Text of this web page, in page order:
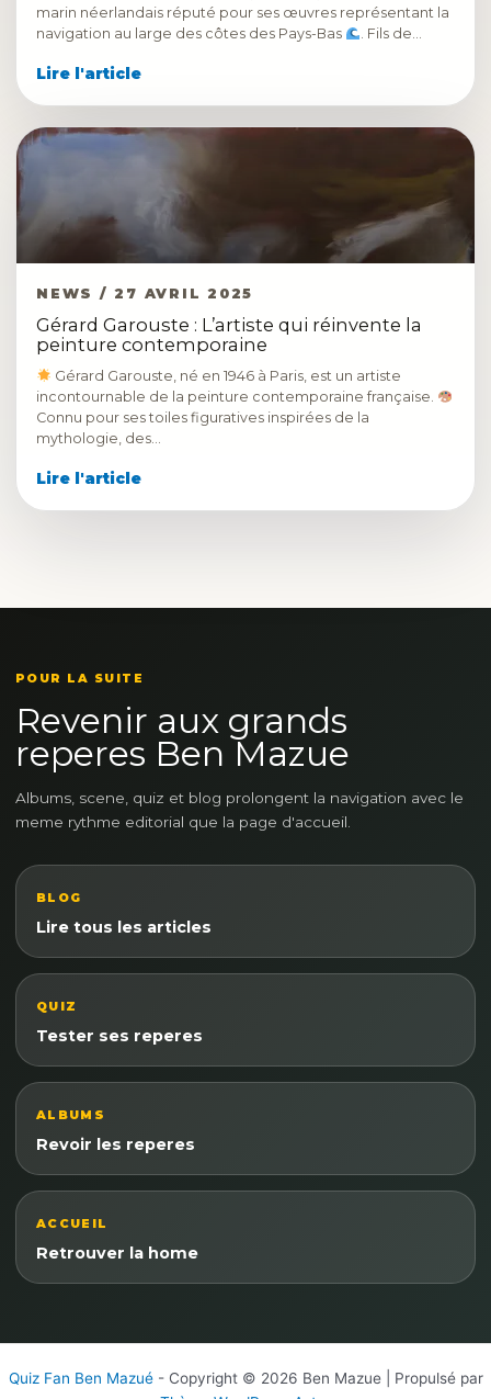
marin néerlandais réputé pour ses œuvres représentant la
navigation au large des côtes des Pays-Bas
. Fils de…
Lire l'article
NEWS / 27 AVRIL 2025
Gérard Garouste : L’artiste qui réinvente la
peinture contemporaine
Gérard Garouste, né en 1946 à Paris, est un artiste
incontournable de la peinture contemporaine française.
Connu pour ses toiles figuratives inspirées de la
mythologie, des…
Lire l'article
POUR LA SUITE
Revenir aux grands
reperes Ben Mazue
Albums, scene, quiz et blog prolongent la navigation avec le
meme rythme editorial que la page d'accueil.
BLOG
Lire tous les articles
QUIZ
Tester ses reperes
ALBUMS
Revoir les reperes
ACCUEIL
Retrouver la home
Quiz Fan Ben Mazué- Copyright © 2026 Ben Mazue | Propulsé par